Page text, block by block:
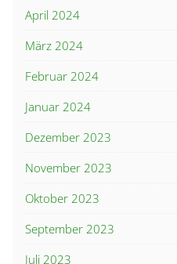
April 2024
März 2024
Februar 2024
Januar 2024
Dezember 2023
November 2023
Oktober 2023
September 2023
Juli 2023